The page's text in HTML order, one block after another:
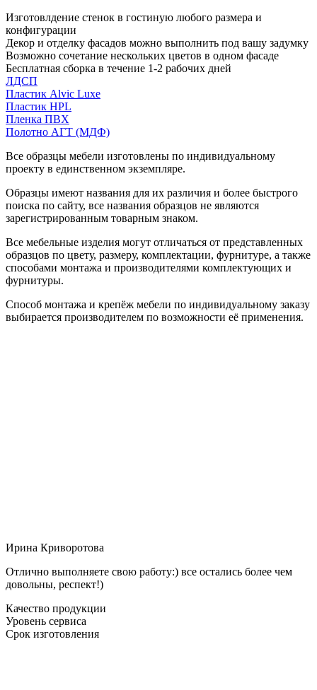
Изготовлдение стенок в гостиную любого размера и
конфигурации
Декор и отделку фасадов можно выполнить под вашу задумку
Возможно сочетание нескольких цветов в одном фасаде
Бесплатная сборка в течение 1-2 рабочих дней
ЛДСП
Пластик Alvic Luxe
Пластик HPL
Пленка ПВХ
Полотно АГТ (МДФ)
Все образцы мебели изготовлены по индивидуальному
проекту в единственном экземпляре.
Образцы имеют названия для их различия и более быстрого
поиска по сайту, все названия образцов не являются
зарегистрированным товарным знаком.
Все мебельные изделия могут отличаться от представленных
образцов по цвету, размеру, комплектации, фурнитуре, а также
способами монтажа и производителями комплектующих и
фурнитуры.
Способ монтажа и крепёж мебели по индивидуальному заказу
выбирается производителем по возможности её применения.
Ирина Криворотова
Отлично выполняете свою работу:) все остались более чем
довольны, респект!)
Качество продукции
Уровень сервиса
Срок изготовления